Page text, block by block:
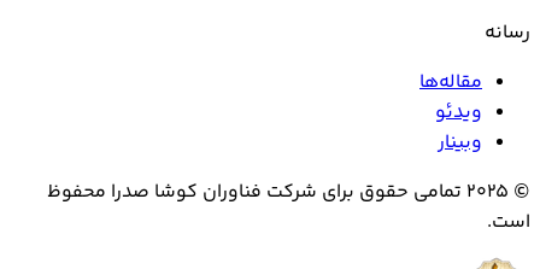
رسانه
مقاله‌ها
ویدئو
وبینار
© ۲۰۲۵ تمامی حقوق برای شرکت فناوران کوشا صدرا محفوظ
است.